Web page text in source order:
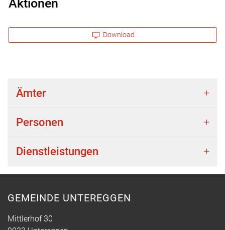
Aktionen
Download
Ämter
Personen
Dienstleistungen
GEMEINDE UNTEREGGEN
Mittlerhof 30